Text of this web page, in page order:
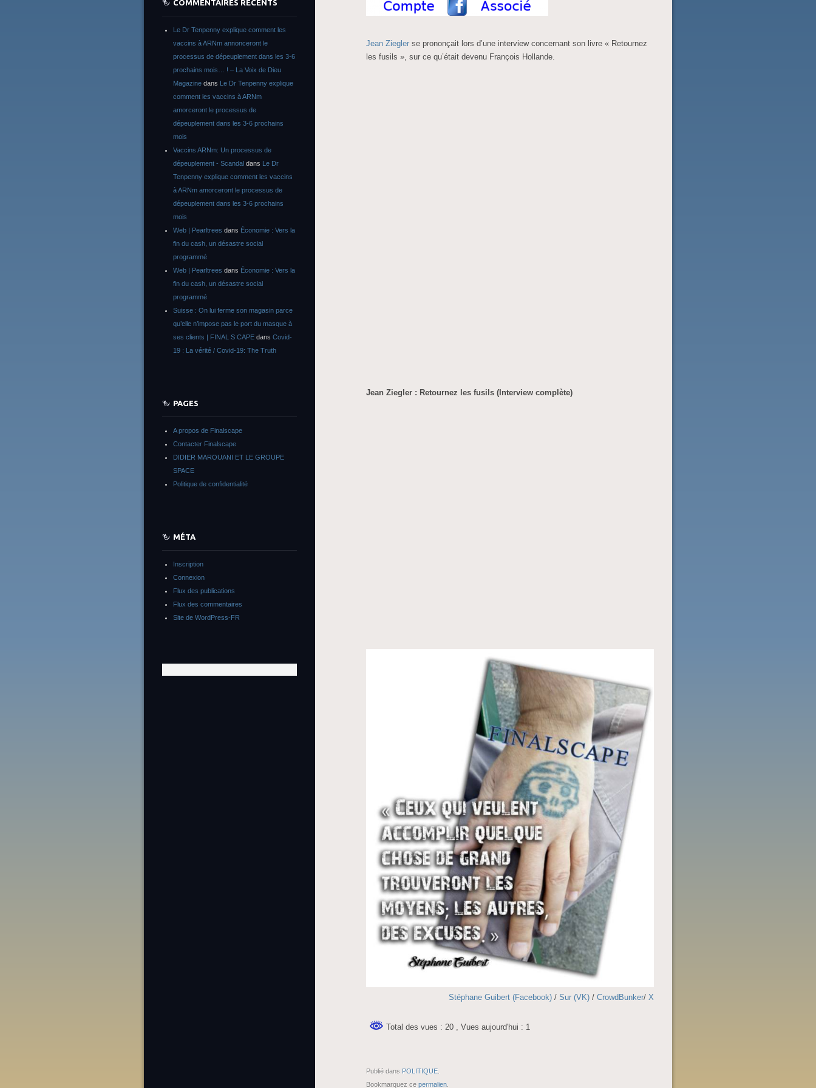
Jean Ziegler se prononçait lors d’une interview concernant son livre « Retournez
les fusils », sur ce qu’était devenu François Hollande.
Jean Ziegler : Retournez les fusils (Interview complète)
Stéphane Guibert (Facebook) / Sur (VK) / CrowdBunker/ X
Total des vues : 20 , Vues aujourd'hui : 1
Publié dans POLITIQUE
Bookmarquez ce permalien
COMMENTAIRES RÉCENTS
Le Dr Tenpenny explique comment les
vaccins à ARNm annonceront le
processus de dépeuplement dans les 3-6
prochains mois… ! – La Voix de Dieu
Magazine dans Le Dr Tenpenny explique
comment les vaccins à ARNm
amorceront le processus de
dépeuplement dans les 3-6 prochains
mois
Vaccins ARNm: Un processus de
dépeuplement - Scandal dans Le Dr
Tenpenny explique comment les vaccins
à ARNm amorceront le processus de
dépeuplement dans les 3-6 prochains
mois
Web | Pearltrees dans Économie : Vers la
fin du cash, un désastre social
programmé
Web | Pearltrees dans Économie : Vers la
fin du cash, un désastre social
programmé
Suisse : On lui ferme son magasin parce
qu’elle n’impose pas le port du masque à
ses clients | FINAL S CAPE dans Covid-
19 : La vérité / Covid-19: The Truth
PAGES
A propos de Finalscape
Contacter Finalscape
DIDIER MAROUANI ET LE GROUPE
SPACE
Politique de confidentialité
MÉTA
Inscription
Connexion
Flux des publications
Flux des commentaires
Site de WordPress-FR